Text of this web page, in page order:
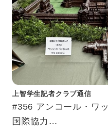
上智学生記者クラブ通信
#356 アンコール・ワ
国際協力